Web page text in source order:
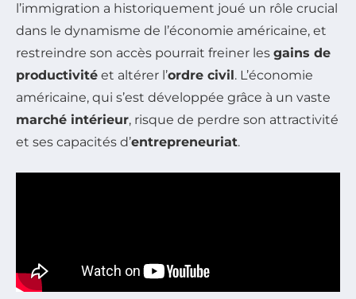
l’immigration a historiquement joué un rôle crucial
dans le dynamisme de l’économie américaine, et
restreindre son accès pourrait freiner les gains de
productivité et altérer l’ordre civil. L’économie
américaine, qui s’est développée grâce à un vaste
marché intérieur, risque de perdre son attractivité
et ses capacités d’entrepreneuriat.